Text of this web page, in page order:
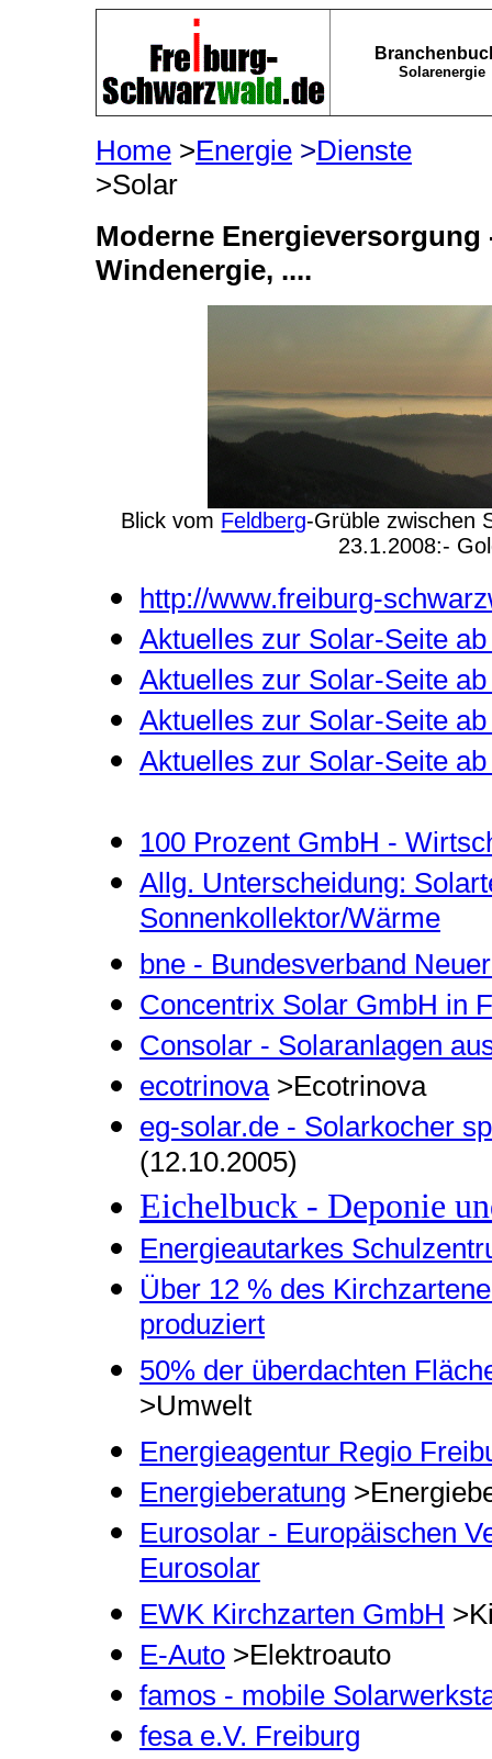
Solarenergie
Home >Energie >Dienste
Moderne
Windenergie, ....
Blick vom Feldberg-Grüble zwischen
23.1.2008:-
http://www.freiburg-
Aktuelles zur Solar-Seite
Aktuelles zur Solar-Seite
Aktuelles zur Solar-Seite
Aktuelles zur Solar-Seite
100 Prozent GmbH -
Allg. Unterscheidung:
Sonnenkollektor/Wärme
bne - Bundesverband
Concentrix Solar GmbH in
Consolar - Solaranlagen
ecotrinova>Ecotrinova
eg-solar.de - Solarkocher
(12.10.2005)
Eichelbuck - Deponie
Energieautarkes
Über 12 % des
produziert
50% der überdachten
>Umwelt
Energieagentur Regio
Energieberatung
Eurosolar - Europäischen
Eurosolar
EWK Kirchzarten GmbH
E-Auto >Elektroauto
famos - mobile
fesa e.V. Freiburg